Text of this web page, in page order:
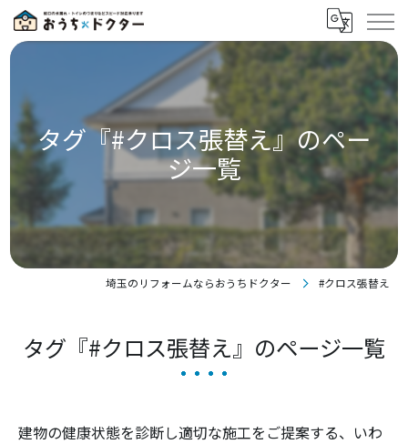
タグ『#クロス張替え』のペー
ジ一覧
埼玉のリフォームならおうちドクター #クロス張替え
タグ『#クロス張替え』のページ一覧
建物の健康状態を診断し適切な施工をご提案する、いわ